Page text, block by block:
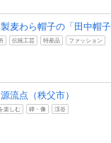
製麦わら帽子の「田中帽
伝統工芸 特産品 ファッション
流点（秩父市）
楽しむ 碑・像 渓谷